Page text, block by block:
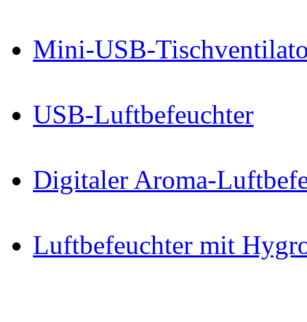
Mini-USB-
USB-Luftbefeuchter
Digitaler Aroma-
Luftbefeuchter mit